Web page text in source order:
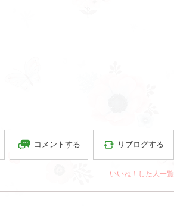
コメントする リブログする
いいね！した人一覧